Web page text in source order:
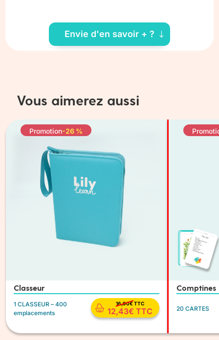
Envie d'en savoir + ?
Vous aimerez aussi
Promotion-26 %
Classeur
1 CLASSEUR – 400
emplacements
16,90€TTC
12,43€ TTC
Comptines
20 CARTES